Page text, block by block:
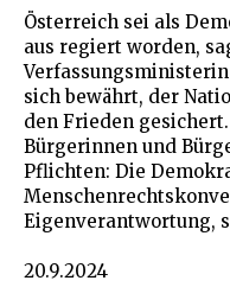
Österreich sei als
aus regiert worden,
sich bewährt, der
den Frieden
Bürgerinnen und
Pflichten: Die
Eigenverantwortung,
20.9.2024